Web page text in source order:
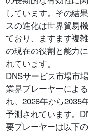
しています。その結
スの進化は世界貿易
ており、ますます複
の現在の役割と能力
れています。
DNSサービス市場市
業界プレーヤーによ
れ、2026年から2035
予測されています。
要プレーヤーは以下の